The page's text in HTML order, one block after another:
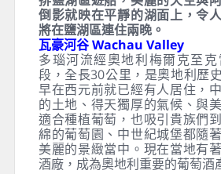
倒影就映在平靜的湖面上，令
將在鹽湖區連住兩晚。
瓦豪河谷 Wachau Valley
多瑙河流經奧地利梅爾克至
段，全長30公里，是奧地利歷
早在西元前就已經有人居住，
的土地、得天獨厚的氣候、與
適合種植葡萄，也吸引貴族們
綿的葡萄園、中世紀城堡都隨
美麗的景緻當中。現在當地有
酒廠，成為奧地利重要的葡萄酒